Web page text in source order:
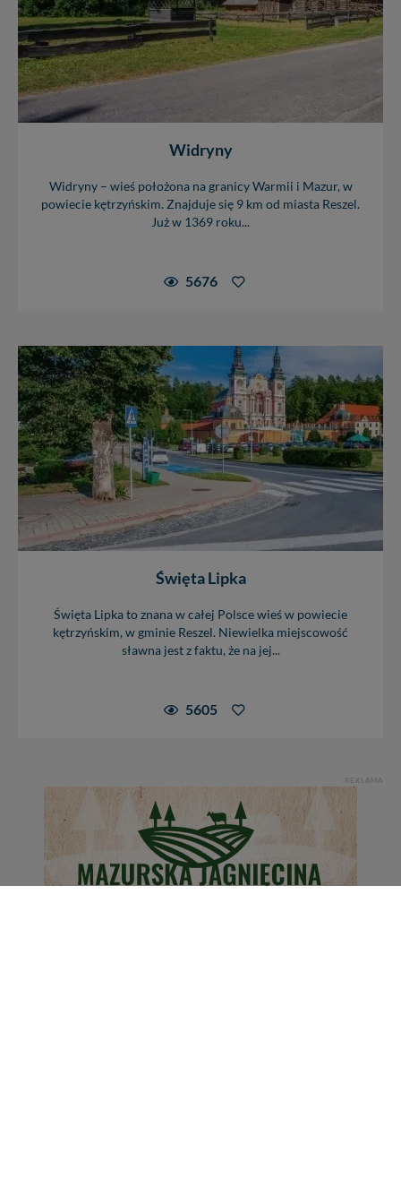
Widryny
Widryny – wieś położona na granicy Warmii i Mazur, w
powiecie kętrzyńskim. Znajduje się 9 km od miasta Reszel.
Już w 1369 roku...
5676
Święta Lipka
Święta Lipka to znana w całej Polsce wieś w powiecie
kętrzyńskim, w gminie Reszel. Niewielka miejscowość
sławna jest z faktu, że na jej...
5605
REKLAMA
Dziękujemy, i życzmy miłego odkrywania Mazur na
nowo...